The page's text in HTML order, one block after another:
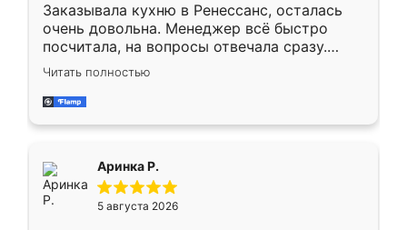
Заказывала кухню в Ренессанс, осталась
очень довольна. Менеджер всё быстро
посчитала, на вопросы отвечала сразу.
Замерщик приехал в субботу, подошёл к
делу со всей ответственностью. Собрали
за день, ребята работали аккуратно, даже
Читать полностью
Аринка Р.
5 августа 2026